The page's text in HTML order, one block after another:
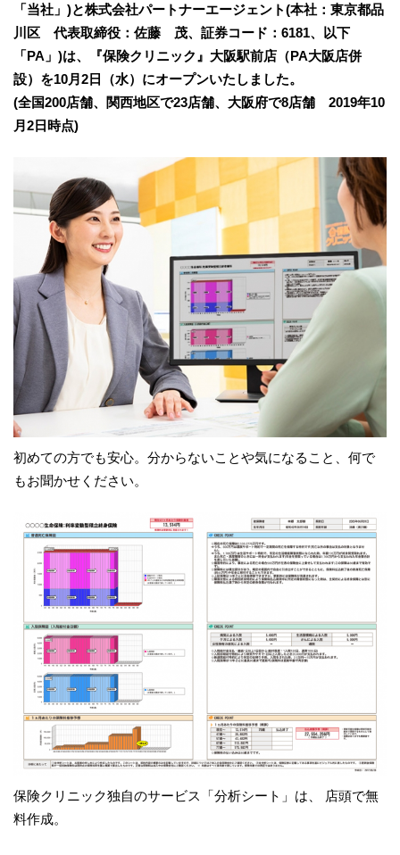
「当社」)と株式会社パートナーエージェント(本社：東京都品
川区 代表取締役：佐藤 茂、証券コード：6181、以下
「PA」)は、『保険クリニック』大阪駅前店（PA大阪店併
設）を10月2日（水）にオープンいたしました。
(全国200店舗、関西地区で23店舗、大阪府で8店舗 2019年10
月2日時点)
初めての方でも安心。分からないことや気になること、何で
もお聞かせください。
保険クリニック独自のサービス「分析シート」は、 店頭で無
料作成。